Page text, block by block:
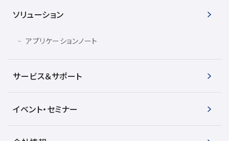
ソリューション
アプリケーションノート
サービス＆サポート
イベント・セミナー